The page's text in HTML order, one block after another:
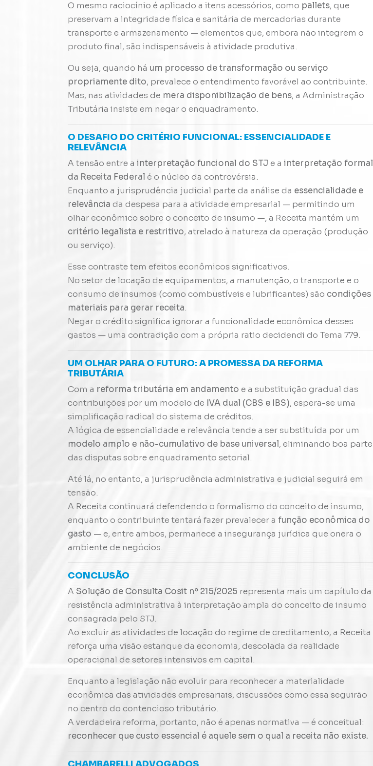
O mesmo raciocínio é aplicado a itens acessórios, como pallets, que
preservam a integridade física e sanitária de mercadorias durante
transporte e armazenamento — elementos que, embora não integrem o
produto final, são indispensáveis à atividade produtiva.
Ou seja, quando há um processo de transformação ou serviço
propriamente dito, prevalece o entendimento favorável ao contribuinte.
Mas, nas atividades de mera disponibilização de bens, a Administração
Tributária insiste em negar o enquadramento.
O DESAFIO DO CRITÉRIO FUNCIONAL: ESSENCIALIDADE E
RELEVÂNCIA
A tensão entre ainterpretação funcional do STJ e ainterpretação formal
da Receita Federal é o núcleo da controvérsia.
Enquanto a jurisprudência judicial parte da análise da essencialidade e
relevância da despesa para a atividade empresarial — permitindo um
olhar econômico sobre o conceito de insumo —, a Receita mantém um
critério legalista e restritivo, atrelado à natureza da operação (produção
ou serviço).
Esse contraste tem efeitos econômicos significativos.
No setor de locação de equipamentos, a manutenção, o transporte e o
consumo de insumos (como combustíveis e lubrificantes) são condições
materiais para gerar receita.
Negar o crédito significa ignorar a funcionalidade econômica desses
gastos — uma contradição com a própria ratio decidendi do Tema 779.
UM OLHAR PARA O FUTURO: A PROMESSA DA REFORMA
TRIBUTÁRIA
Com a reforma tributária em andamento e a substituição gradual das
contribuições por um modelo de IVA dual (CBS e IBS), espera-se uma
simplificação radical do sistema de créditos.
A lógica de essencialidade e relevância tende a ser substituída por um
modelo amplo e não-cumulativo de base universal, eliminando boa parte
das disputas sobre enquadramento setorial.
Até lá, no entanto, a jurisprudência administrativa e judicial seguirá em
tensão.
A Receita continuará defendendo o formalismo do conceito de insumo,
enquanto o contribuinte tentará fazer prevalecer afunção econômica do
gasto — e, entre ambos, permanece a insegurança jurídica que onera o
ambiente de negócios.
CONCLUSÃO
A Solução de Consulta Cosit nº 215/2025 representa mais um capítulo da
resistência administrativa à interpretação ampla do conceito de insumo
consagrada pelo STJ.
Ao excluir as atividades de locação do regime de creditamento, a Receita
reforça uma visão estanque da economia, descolada da realidade
operacional de setores intensivos em capital.
Enquanto a legislação não evoluir para reconhecer a materialidade
econômica das atividades empresariais, discussões como essa seguirão
no centro do contencioso tributário.
A verdadeira reforma, portanto, não é apenas normativa — é conceitual:
reconhecer que custo essencial é aquele sem o qual a receita não existe.